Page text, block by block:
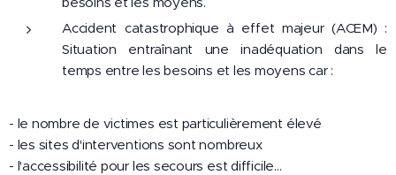
Accident catastrophique à effet majeur (ACEM) :
Situation entraînant une inadéquation dans le
temps entre les besoins et les moyens car :
- le nombre de victimes est particulièrement élevé
- les sites d'interventions sont nombreux
- l'accessibilité pour les secours est difficile...